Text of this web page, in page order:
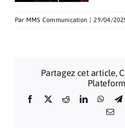
Par MMS Communication 29/04/
Partagez cet article,
Facebook
X RedditLinkedIn